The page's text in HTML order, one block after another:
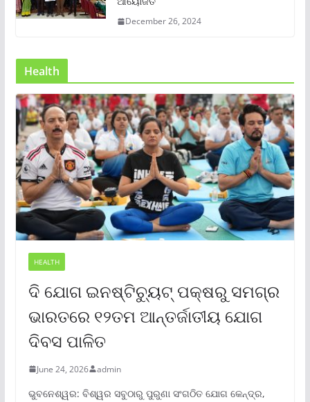
December 26, 2024
Health
HEALTH
ଦି ଯୋଗ ଇନଷ୍ଟିଚ୍ୟୁଟ୍ ପକ୍ଷରୁ ସମଗ୍ର
ଭାରତରେ ୧୨ତମ ଆନ୍ତର୍ଜାତୀୟ ଯୋଗ
ଦିବସ ପାଳିତ
June 24, 2026 admin
ଭୁବନେଶ୍ୱର: ବିଶ୍ୱର ସବୁଠାରୁ ପୁରୁଣା ସଂଗଠିତ ଯୋଗ କେନ୍ଦ୍ର,